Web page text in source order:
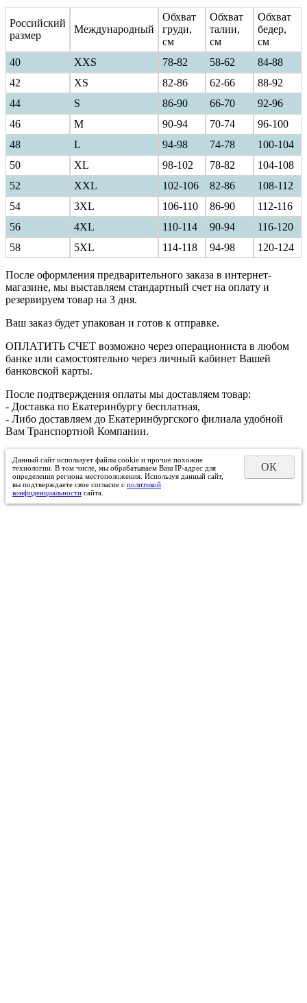
Российский
размер
Международный
Обхват
груди,
см
Обхват
талии,
см
Обхват
бедер,
см
40
ХXS 78-82 58-62
84-88
42
XS 82-86 62-66
88-92
44
S 86-90 66-70
92-96
46
M 90-94 70-74
96-100
48
L 94-98 74-78
100-104
50
XL 98-102 78-82
104-108
52
XXL 102-106 82-86
108-112
54
3XL 106-110 86-90
112-116
56
4XL 110-114 90-94
116-120
58
5XL 114-118 94-98 120-124
После оформления предварительного заказа в интернет-
магазине, мы выставляем стандартный счет на оплату и
резервируем товар на 3 дня.
Ваш заказ будет упакован и готов к отправке.
ОПЛАТИТЬ СЧЕТ возможно через операциониста в любом
банке или самостоятельно через личный кабинет Вашей
банковской карты.
После подтверждения оплаты мы доставляем товар:
- Доставка по Екатеринбургу бесплатная,
- Либо доставляем до Екатеринбургского филиала удобной
Вам Транспортной Компании.
Данный сайт использует файлы cookie и прочие похожие
технологии. В том числе, мы обрабатываем Ваш IP-адрес для
определения региона местоположения. Используя данный сайт,
вы подтверждаете свое согласие с политикой
конфиденциальности сайта.
ОК